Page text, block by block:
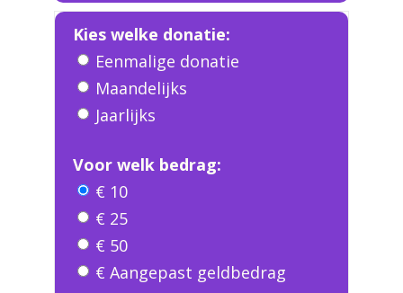
Kies welke donatie:
Eenmalige donatie
Maandelijks
Jaarlijks
Voor welk bedrag:
€ 10
€ 25
€ 50
€ Aangepast geldbedrag